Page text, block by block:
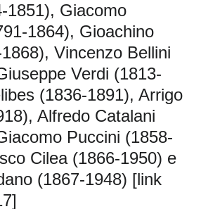
1851), Giacomo
1864), Gioachino
Vincenzo Bellini
Verdi (1813-
(1836-1891), Arrigo
Alfredo Catalani
Puccini (1858-
Cilea (1866-1950) e
(1867-1948) [link